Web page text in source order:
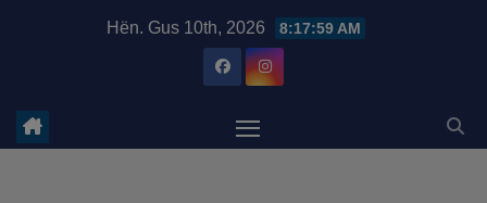
Hën. Gus 10th, 2026 8:18:00 AM